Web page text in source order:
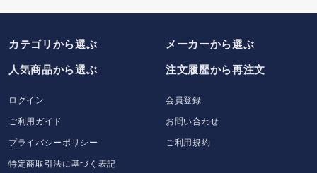
カテゴリから選ぶ メーカーから選ぶ
人気商品から選ぶ
注文履歴から再注文
ログイン
会員登録
ご利用ガイド
お問い合わせ
プライバシーポリシー
ご利用規約
特定商取引法に基づく表記